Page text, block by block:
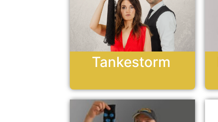
Tankestorm